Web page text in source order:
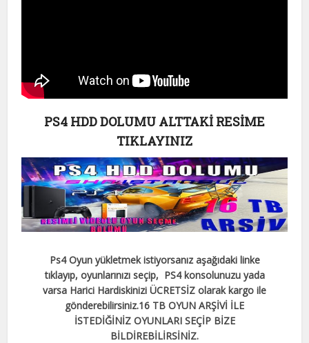
PS4 HDD DOLUMU ALTTAKİ RESİME
TIKLAYINIZ
Ps4 Oyun yükletmek istiyorsanız aşağıdaki linke
tıklayıp, oyunlarınızı seçip, PS4 konsolunuzu yada
varsa Harici Hardiskinizi ÜCRETSİZ olarak kargo ile
gönderebilirsiniz.16 TB OYUN ARŞİVİ İLE
İSTEDİĞİNİZ OYUNLARI SEÇİP BİZE
BİLDİREBİLİRSİNİZ.